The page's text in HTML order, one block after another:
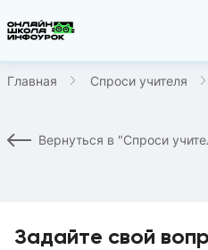
Главная Спроси учителя
Вернуться в "Спроси
Задайте свой